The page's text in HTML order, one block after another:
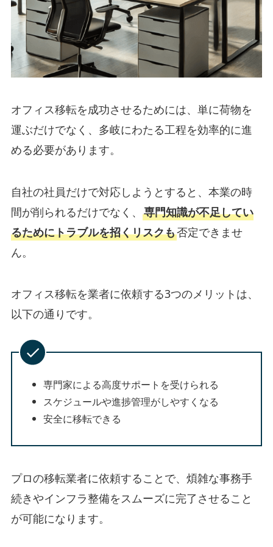
オフィス移転を成功させるためには、単に荷物を
運ぶだけでなく、多岐にわたる工程を効率的に進
める必要があります。
自社の社員だけで対応しようとすると、本業の時
間が削られるだけでなく、 専門知識が不足してい
るためにトラブルを招くリスクも否定できませ
ん。
オフィス移転を業者に依頼する3つのメリットは、
以下の通りです。
専門家による高度サポートを受けられる
スケジュールや進捗管理がしやすくなる
安全に移転できる
プロの移転業者に依頼することで、煩雑な事務手
続きやインフラ整備をスムーズに完了させること
が可能になります。